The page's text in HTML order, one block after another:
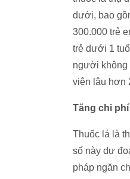
dưới, bao
300.000 trẻ
trẻ dưới 1
người không
viện lâu hơn
Tăng chi
Thuốc lá là
số này dự
pháp ngăn